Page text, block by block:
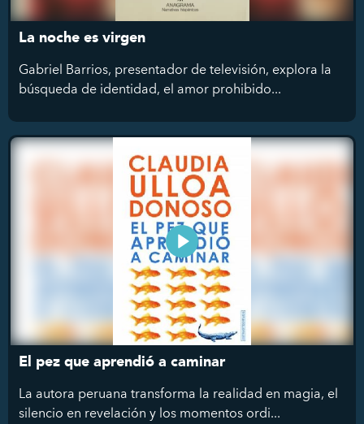
La noche es virgen
Gabriel Barrios, presentador de televisión, explora la
búsqueda de identidad, el amor prohibido...
El pez que aprendió a caminar
La autora peruana transforma la realidad en magia, el
silencio en revelación y los momentos ordi...